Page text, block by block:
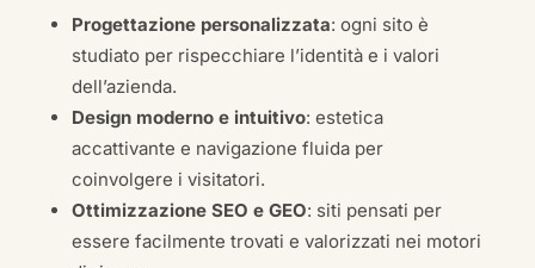
Progettazione personalizzata: ogni sito è
studiato per rispecchiare l’identità e i valori
dell’azienda.
Design moderno e intuitivo: estetica
accattivante e navigazione fluida per
coinvolgere i visitatori.
Ottimizzazione SEO e GEO: siti pensati per
essere facilmente trovati e valorizzati nei motori